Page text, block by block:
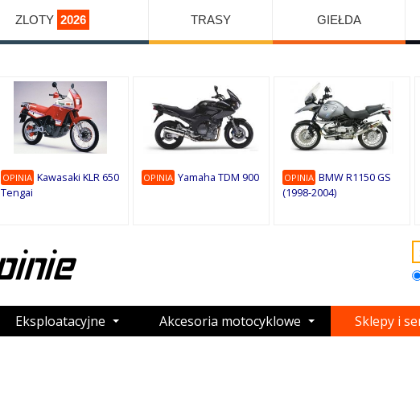
ZLOTY 2026 TRASY GIEŁDA
OPINIA Kawasaki KLR 650
Tengai
OPINIA Yamaha TDM 900 OPINIA BMW R1150 GS
(1998-2004)
Eksploatacyjne Akcesoria motocyklowe Sklepy i